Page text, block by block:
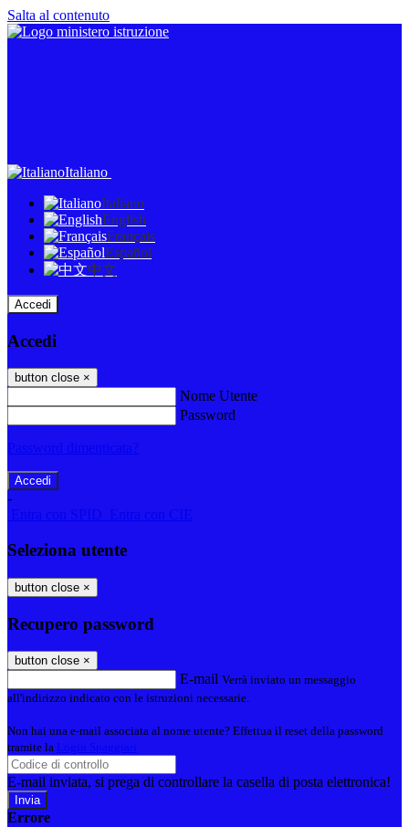
Salta al contenuto
Italiano
Italiano
English
Français
Español
中文
Accedi
Accedi
button close ×
Nome Utente
Password
-
Seleziona utente
button close ×
Recupero password
button close ×
E-mail Verrà inviato un messaggio
all'indirizzo indicato con le istruzioni necessarie.
Non hai una e-mail associata al nome utente? Effettua il reset della password
tramite la
E-mail inviata, si prega di controllare la casella di posta elettronica!
Errore